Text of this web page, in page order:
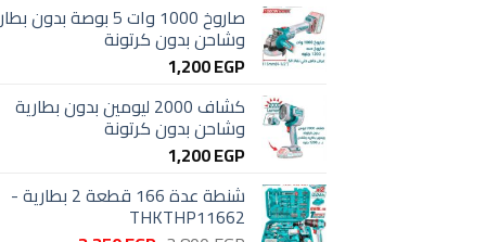
صاروخ 1000 وات 5 بوصة بدون
وشاحن بدون كرتونة
1,200EGP
كشاف 2000 ليومين بدون بطارية
وشاحن بدون كرتونة
1,200EGP
شنطة عدة 166 قطعة 2 بطارية -
THKTHP11662